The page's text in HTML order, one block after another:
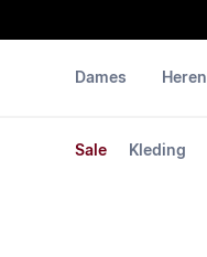
Dames
Sale Kleding
Heren